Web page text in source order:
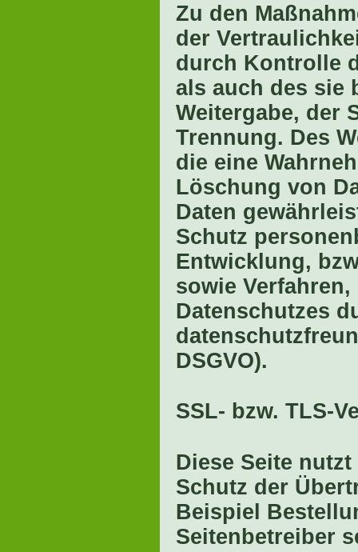
Zu den
der
durch Kontrolle
als auch des sie
Weitergabe, der
Trennung. Des
die eine
Löschung von
Daten
Schutz
Entwicklung,
sowie
Datenschutzes
DSGVO).
SSL- bzw. TLS-
Diese Seite
Schutz der
Beispiel
Seitenbetreiber